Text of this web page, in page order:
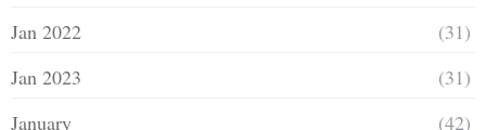
Jan 2022
(31)
Jan 2023
(31)
January
(42)